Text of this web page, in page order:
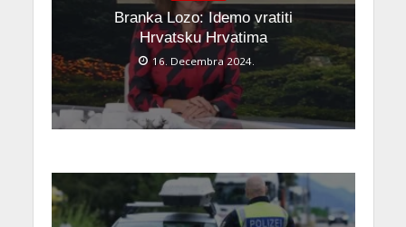
Branka Lozo: Idemo vratiti
Hrvatsku Hrvatima
16. Decembra 2024.